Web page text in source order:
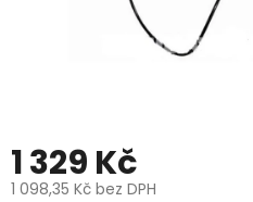
Značky
1 329 Kč
1 098,35 Kč bez DPH